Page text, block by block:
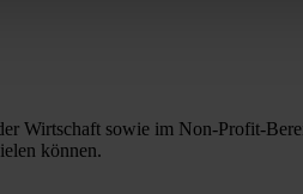
Wirtschaft sowie im Non-Profit-
können.